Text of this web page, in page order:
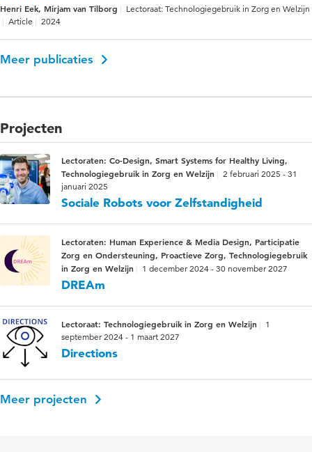
Henri Eek, Mirjam van Tilborg
Lectoraat: Technologiegebruik in Zorg en Welzijn
Article
2024
Meer publicaties
Projecten
Lectoraten: Co-Design, Smart Systems for Healthy Living,
Technologiegebruik in Zorg en Welzijn
2 februari 2025 - 31
januari 2025
Sociale Robots voor Zelfstandigheid
Lectoraten: Human Experience & Media Design, Participatie
Zorg en Ondersteuning, Proactieve Zorg, Technologiegebruik
in Zorg en Welzijn
1 december 2024 - 30 november 2027
DREAm
Lectoraat: Technologiegebruik in Zorg en Welzijn
1
september 2024 - 1 maart 2027
Directions
Meer projecten